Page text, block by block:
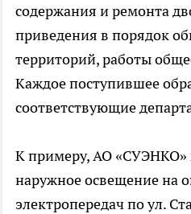
содержания и ремонта
приведения в порядок
территорий, работы
Каждое поступившее
соответствующие
К примеру, АО «СУЭНКО»
наружное освещение на
электропередач по ул.